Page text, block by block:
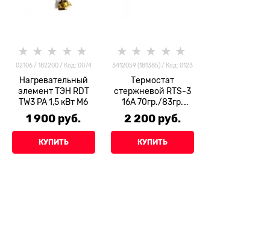
02106 / 182200 / Код: 0074
Нагревательный
элемент ТЭН RDT
TW3 PA 1,5 кВт М6
1 900 руб.
КУПИТЬ
3412059 (181385) / Код: 0123
Термостат
стержневой RTS-3
16A 70гр./83гр.
(Thermowatt)
2 200 руб.
КУПИТЬ